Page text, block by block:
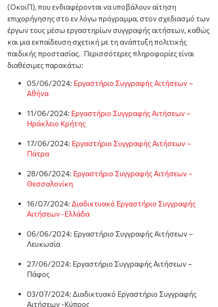
(ΟκοιΠ), που ενδιαφέρονται να υποβάλουν αίτηση
επιχορήγησης στο εν λόγω πρόγραμμα, στον σχεδιασμό των
έργων τους μέσω εργαστηρίων συγγραφής αιτήσεων, καθώς
και μια εκπαίδευση σχετική με τη ανάπτυξη πολιτικής
παιδικής προστασίας. Περισσότερες πληροφορίες είναι
διαθέσιμες παρακάτω:
05/06/2024: Εργαστήριο Συγγραφής Αιτήσεων –
Αθήνα
11/06/2024: Εργαστήριο Συγγραφής Αιτήσεων –
Ηράκλειο Κρήτης
17/06/2024: Εργαστήριο Συγγραφής Αιτήσεων –
Πάτρα
28/06/2024: Εργαστήριο Συγγραφής Αιτήσεων –
Θεσσαλονίκη
16/07/2024: Διαδικτυακό Εργαστήριο Συγγραφής
Αιτήσεων -Ελλάδα
06/06/2024: Εργαστήριο Συγγραφής Αιτήσεων –
Λευκωσία
27/06/2024: Εργαστήριο Συγγραφής Αιτήσεων –
Πάφος
03/07/2024: Διαδικτυακό Εργαστήριο Συγγραφής
Αιτήσεων -Κύπρος